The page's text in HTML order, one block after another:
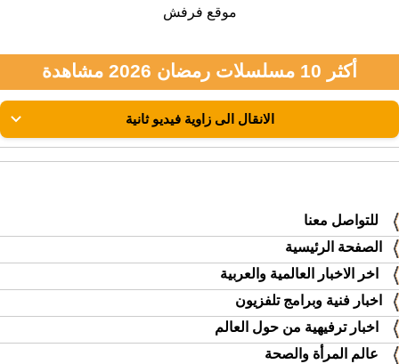
موقع فرفش
أكثر 10 مسلسلات رمضان 2026 مشاهدة
للتواصل معنا
الصفحة الرئيسية
اخر الاخبار العالمية والعربية
اخبار فنية وبرامج تلفزيون
اخبار ترفيهية من حول العالم
عالم المرأة والصحة